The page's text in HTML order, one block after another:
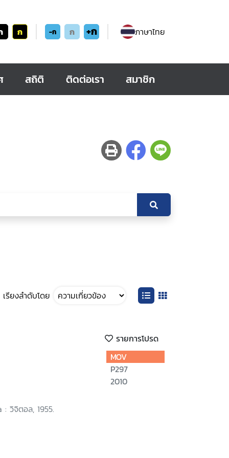
ก -ก ก +ก ภาษาไทย
สถิติ ติดต่อเรา สมาชิก
เรียงลำดับโดย
รายการโปรด
วิจิตอล, 1955.
MOV
P297
2010